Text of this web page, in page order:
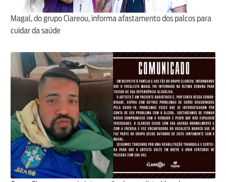
Magal, do grupo Clareou, informa afastamento dos palcos para
cuidar da saúde